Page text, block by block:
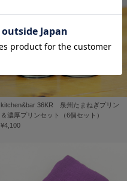
kitchen&bar 36KR 泉州たまねぎプリン
＆濃厚プリンセット（6個セット）
¥4,100